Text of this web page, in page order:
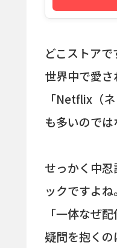
どこストア
世界中で愛
「Netflix（
も多いのでは
せっかく中
ックですよね。
「一体なぜ
疑問を抱くの